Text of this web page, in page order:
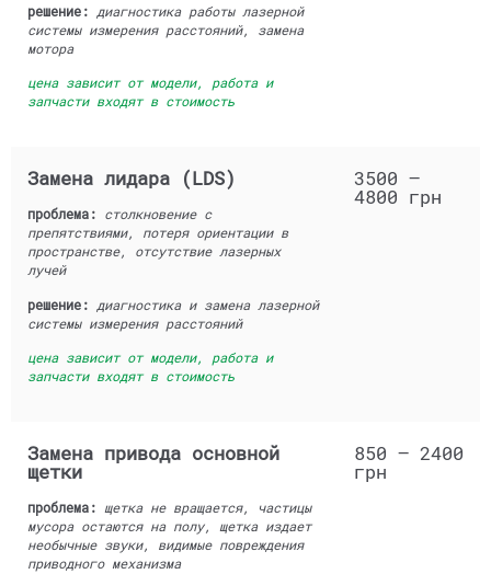
решение: диагностика работы лазерной
системы измерения расстояний, замена
мотора
цена зависит от модели, работа и
запчасти входят в стоимость
Замена лидара (LDS)
проблема: столкновение с
препятствиями, потеря ориентации в
пространстве, отсутствие лазерных
лучей
решение: диагностика и замена лазерной
системы измерения расстояний
цена зависит от модели, работа и
запчасти входят в стоимость
3500 —
4800 грн
Замена привода основной
щетки
проблема: щетка не вращается, частицы
мусора остаются на полу, щетка издает
необычные звуки, видимые повреждения
приводного механизма
850 — 2400
грн